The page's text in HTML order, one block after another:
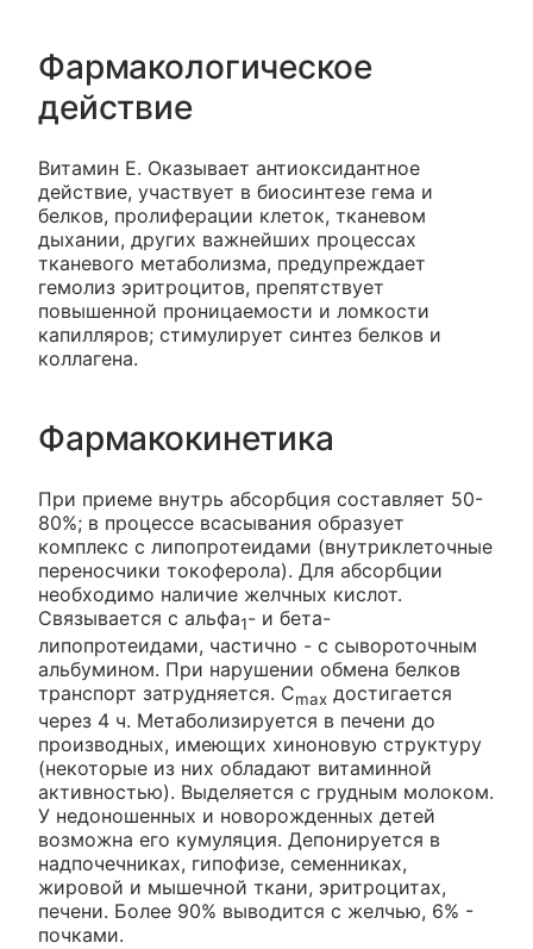
Фармакологическое
действие
Витамин E. Оказывает антиоксидантное
действие, участвует в биосинтезе гема и
белков, пролиферации клеток, тканевом
дыхании, других важнейших процессах
тканевого метаболизма, предупреждает
гемолиз эритроцитов, препятствует
повышенной проницаемости и ломкости
капилляров; стимулирует синтез белков и
коллагена.
Фармакокинетика
При приеме внутрь абсорбция составляет 50-
80%; в процессе всасывания образует
комплекс с липопротеидами (внутриклеточные
переносчики токоферола). Для абсорбции
необходимо наличие желчных кислот.
Связывается с альфа1- и бета-
липопротеидами, частично - с сывороточным
альбумином. При нарушении обмена белков
транспорт затрудняется. Cmax достигается
через 4 ч. Метаболизируется в печени до
производных, имеющих хиноновую структуру
(некоторые из них обладают витаминной
активностью). Выделяется с грудным молоком.
У недоношенных и новорожденных детей
возможна его кумуляция. Депонируется в
надпочечниках, гипофизе, семенниках,
жировой и мышечной ткани, эритроцитах,
печени. Более 90% выводится с желчью, 6% -
почками.